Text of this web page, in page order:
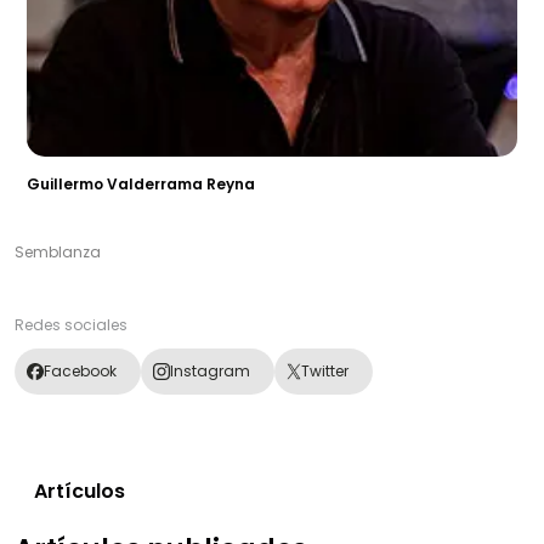
Guillermo Valderrama Reyna
Semblanza
Redes sociales
Facebook Instagram Twitter
Artículos